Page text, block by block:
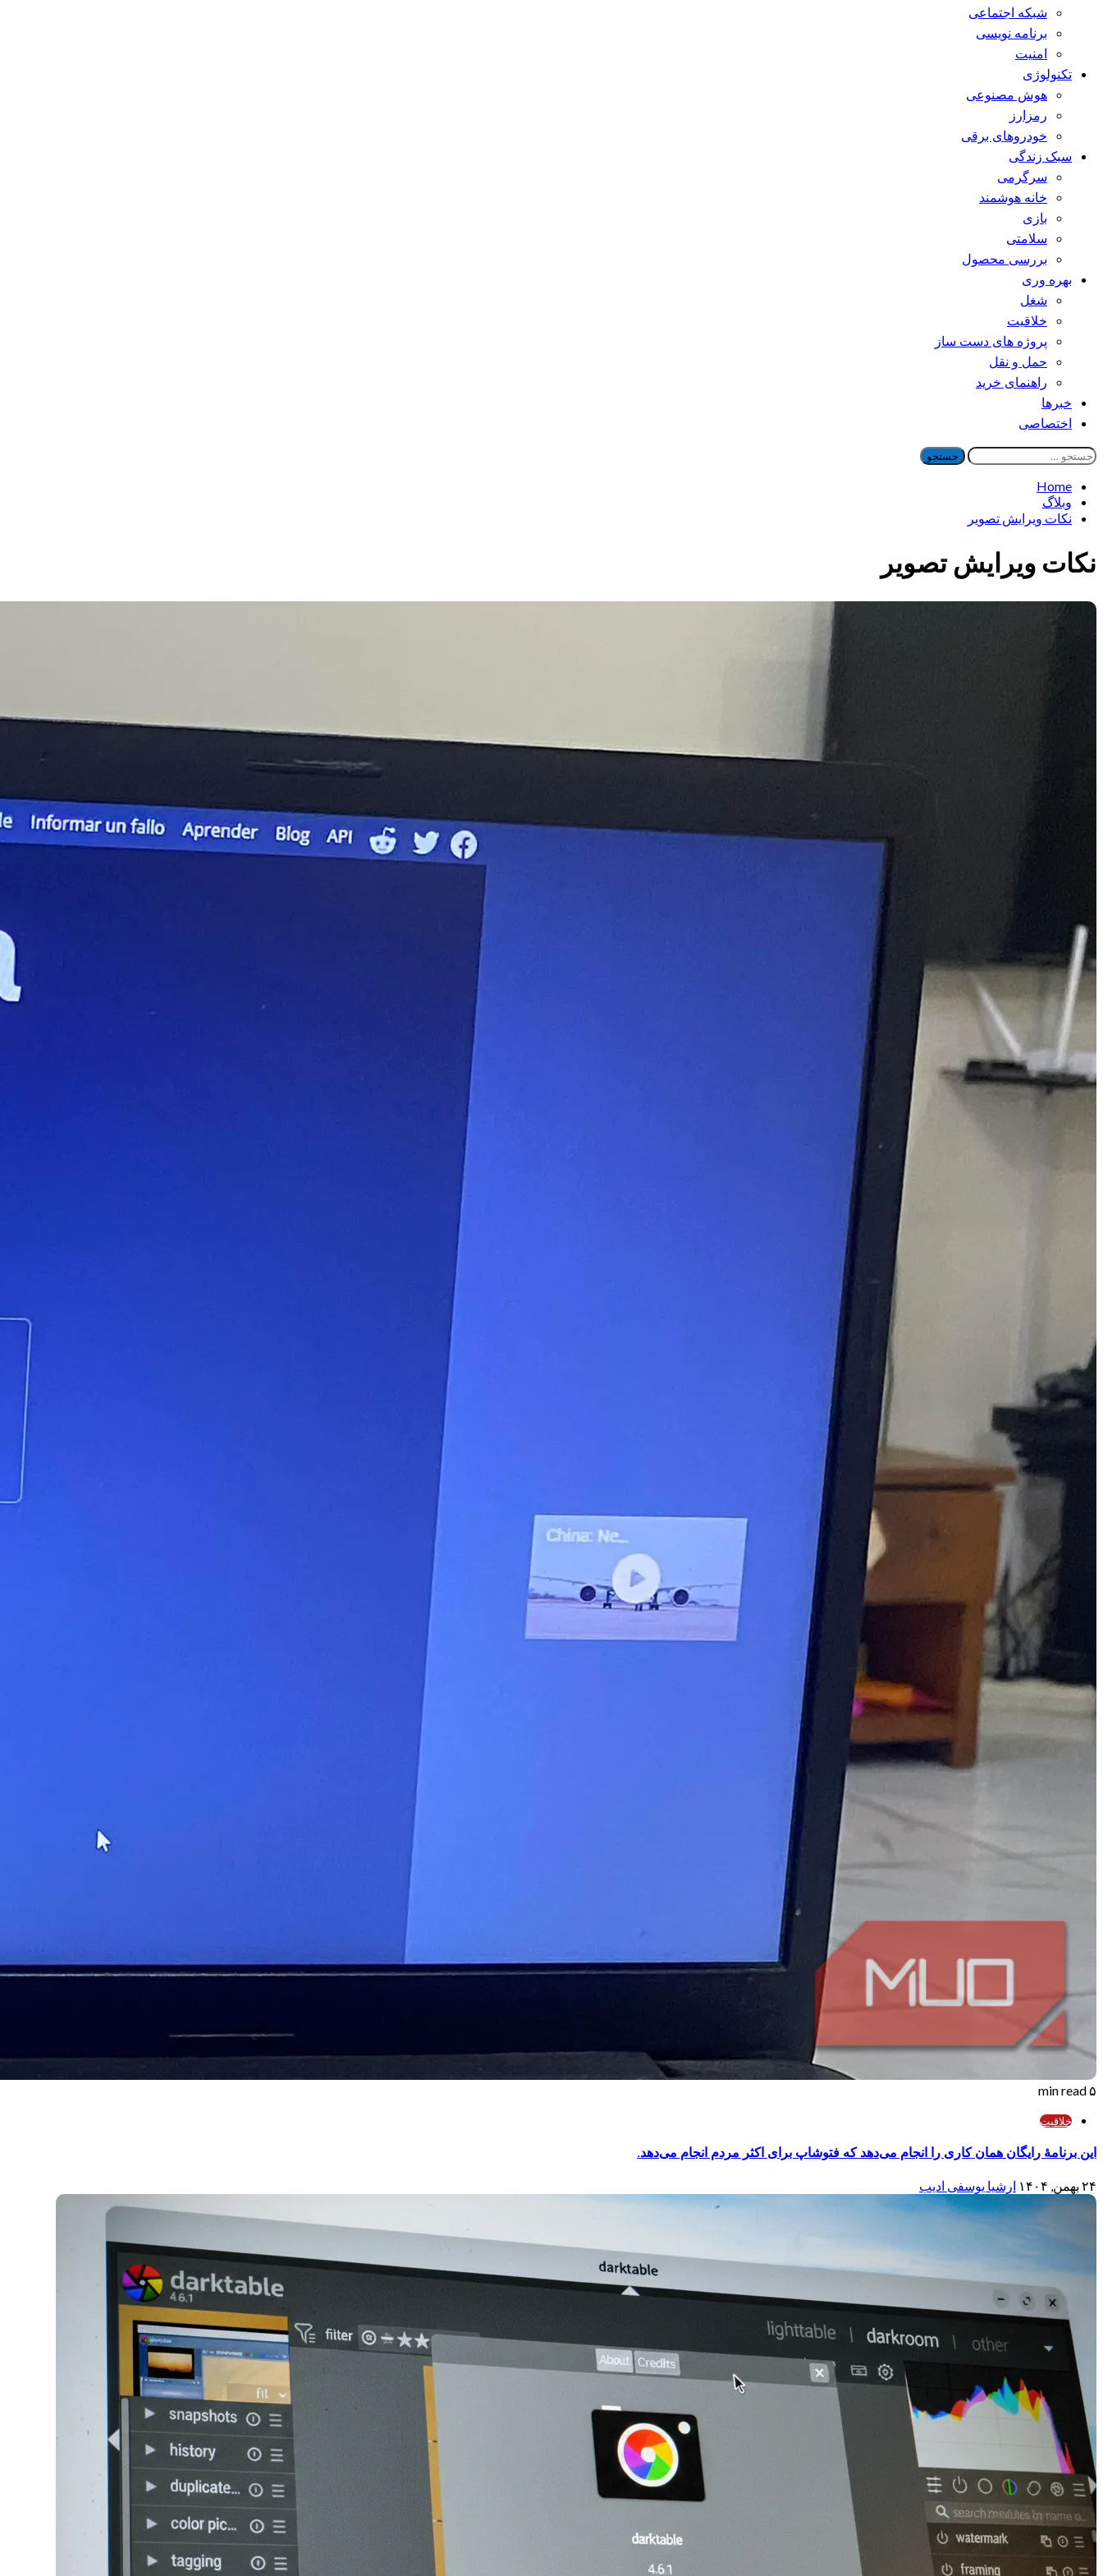
شبکه اجتماعی
برنامه نویسی
امنیت
تکنولوژی
هوش مصنوعی
رمزارز
خودروهای برقی
سبک زندگی
سرگرمی
خانه هوشمند
بازی
سلامتی
بررسی محصول
بهره وری
شغل
خلاقیت
پروژه های دست ساز
حمل و نقل
راهنمای خرید
خبرها
اختصاصی
جستجو
برای:
Home
وبلاگ
نکات ویرایش تصویر
نکات ویرایش تصویر
۵ min read
خلاقیت
این برنامهٔ رایگان همان کاری را انجام می‌دهد که فتوشاپ برای اکثر مردم انجام می‌دهد.
۲۴ بهمن, ۱۴۰۴ ارشیا یوسفی ادیب